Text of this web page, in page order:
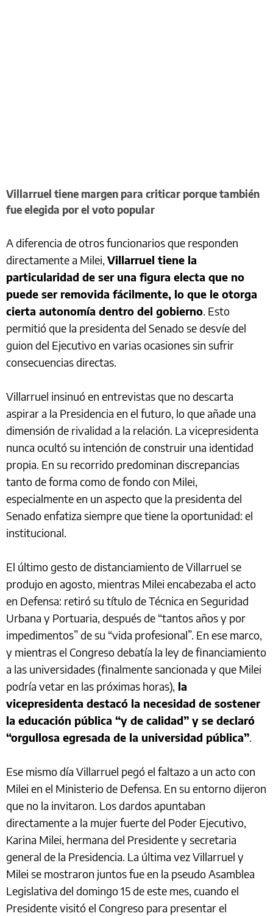
Villarruel tiene margen para criticar porque también
fue elegida por el voto popular
A diferencia de otros funcionarios que responden
directamente a Milei, Villarruel tiene la
particularidad de ser una figura electa que no
puede ser removida fácilmente, lo que le otorga
cierta autonomía dentro del gobierno. Esto
permitió que la presidenta del Senado se desvíe del
guion del Ejecutivo en varias ocasiones sin sufrir
consecuencias directas.
Villarruel insinuó en entrevistas que no descarta
aspirar a la Presidencia en el futuro, lo que añade una
dimensión de rivalidad a la relación. La vicepresidenta
nunca ocultó su intención de construir una identidad
propia. En su recorrido predominan discrepancias
tanto de forma como de fondo con Milei,
especialmente en un aspecto que la presidenta del
Senado enfatiza siempre que tiene la oportunidad: el
institucional.
El último gesto de distanciamiento de Villarruel se
produjo en agosto, mientras Milei encabezaba el acto
en Defensa: retiró su título de Técnica en Seguridad
Urbana y Portuaria, después de “tantos años y por
impedimentos” de su “vida profesional”. En ese marco,
y mientras el Congreso debatía la ley de financiamiento
a las universidades (finalmente sancionada y que Milei
podría vetar en las próximas horas), la
vicepresidenta destacó la necesidad de sostener
la educación pública “y de calidad” y se declaró
“orgullosa egresada de la universidad pública”.
Ese mismo día Villarruel pegó el faltazo a un acto con
Milei en el Ministerio de Defensa. En su entorno dijeron
que no la invitaron. Los dardos apuntaban
directamente a la mujer fuerte del Poder Ejecutivo,
Karina Milei, hermana del Presidente y secretaria
general de la Presidencia. La última vez Villarruel y
Milei se mostraron juntos fue en la pseudo Asamblea
Legislativa del domingo 15 de este mes, cuando el
Presidente visitó el Congreso para presentar el